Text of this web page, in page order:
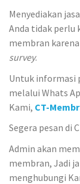
Menyediakan
Anda tidak perlu
membran
survey.
Untuk informasi
melalui Whats
Kami, CT-
Segera pesan di
Admin akan
membran, Jadi
menghubungi